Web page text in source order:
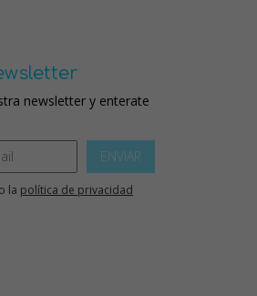
newsletter y enterate
ENVIAR
la política de privacidad